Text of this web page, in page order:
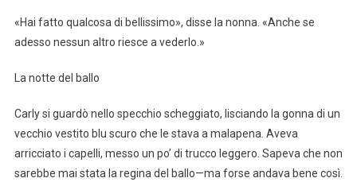
«Hai fatto qualcosa di bellissimo», disse la nonna. «Anche se
adesso nessun altro riesce a vederlo.»
La notte del ballo
Carly si guardò nello specchio scheggiato, lisciando la gonna di un
vecchio vestito blu scuro che le stava a malapena. Aveva
arricciato i capelli, messo un po’ di trucco leggero. Sapeva che non
sarebbe mai stata la regina del ballo—ma forse andava bene così.